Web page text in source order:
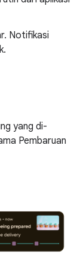
Notifikasi
yang di-
Pembaruan